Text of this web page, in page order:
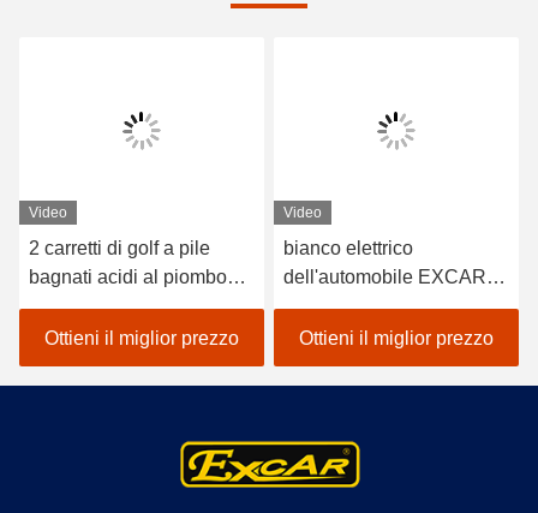
Video
2 carretti di golf a pile
bagnati acidi al piombo
dei sedili/golf con errori
elettrico dell'automobile
Ottieni il miglior prezzo
Video
bianco elettrico
dell'automobile EXCAR
A1S6+2 di golf del veicolo
a pile del litio 48V
Ottieni il miglior prezzo